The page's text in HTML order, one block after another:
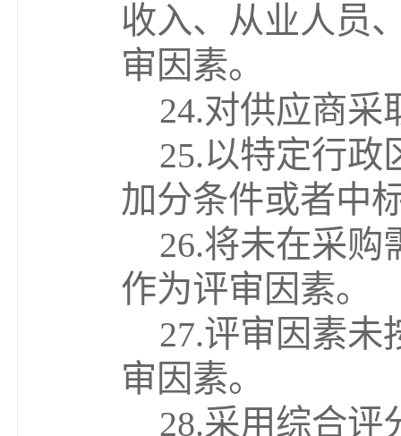
收入、从业人员
审因素。
24.对供应商采
25.以特定行政
加分条件或者中
26.将未在采购
作为评审因素。
27.评审因素未
审因素。
28.采用综合评